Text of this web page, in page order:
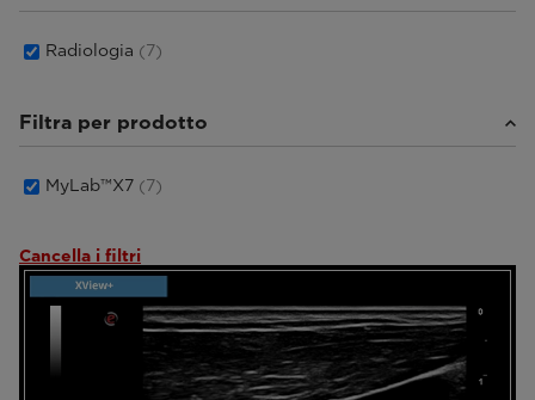
Radiologia (7)
Filtra per prodotto
MyLab™X7 (7)
Cancella i filtri